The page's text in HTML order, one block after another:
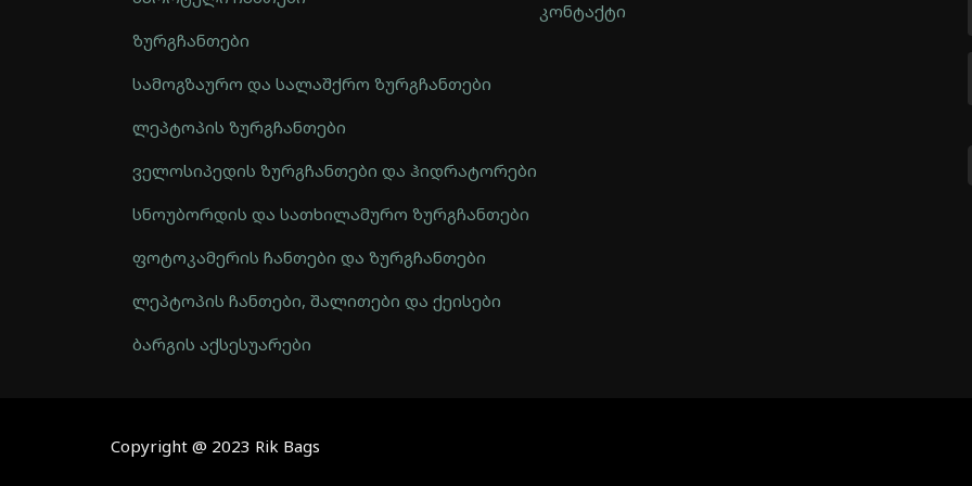
ზურგჩანთები
სამოგზაურო და სალაშქრო ზურგჩანთები
ლეპტოპის ზურგჩანთები
ველოსიპედის ზურგჩანთები და ჰიდრატორები
სნოუბორდის და სათხილამურო ზურგჩანთები
ფოტოკამერის ჩანთები და ზურგჩანთები
ლეპტოპის ჩანთები, შალითები და ქეისები
ბარგის აქსესუარები
in
კონტაქტი
Copyright @ 2023 Rik Bags